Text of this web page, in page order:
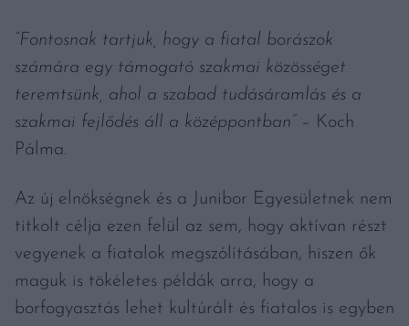
“Fontosnak tartjuk, hogy a fiatal borászok
számára egy támogató szakmai közösséget
teremtsünk, ahol a szabad tudásáramlás és a
szakmai fejlődés áll a középpontban”
– Koch
Pálma.
Az új elnökségnek és a Junibor Egyesületnek nem
titkolt célja ezen felül az sem, hogy aktívan részt
vegyenek a fiatalok megszólításában, hiszen ők
maguk is tökéletes példák arra, hogy a
borfogyasztás lehet kultúrált és fiatalos is egyben